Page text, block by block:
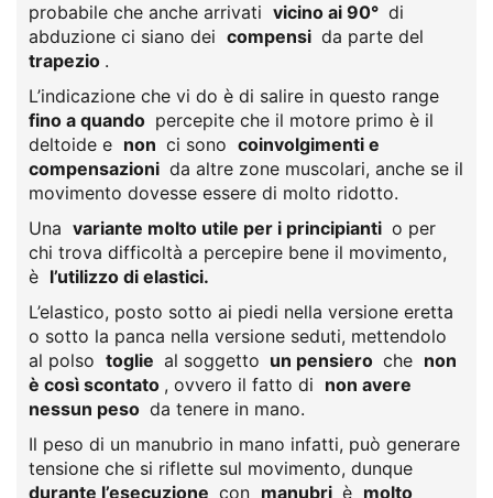
probabile che anche arrivati vicino ai 90° di
abduzione ci siano dei compensi da parte del
trapezio .
L’indicazione che vi do è di salire in questo range
fino a quando percepite che il motore primo è il
deltoide e non ci sono coinvolgimenti e
compensazioni da altre zone muscolari, anche se il
movimento dovesse essere di molto ridotto.
Una variante molto utile per i principianti o per
chi trova difficoltà a percepire bene il movimento,
è l’utilizzo di elastici.
L’elastico, posto sotto ai piedi nella versione eretta
o sotto la panca nella versione seduti, mettendolo
al polso toglie al soggetto un pensiero che non
è così scontato , ovvero il fatto di non avere
nessun peso da tenere in mano.
Il peso di un manubrio in mano infatti, può generare
tensione che si riflette sul movimento, dunque
durante l’esecuzione con manubri è molto